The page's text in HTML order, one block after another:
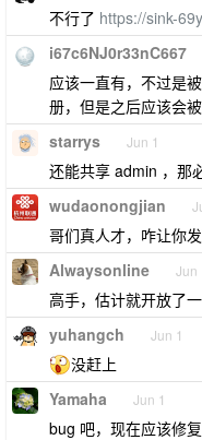
不行了 https://sink-
i67c6NJ0r33nC667
应该一直有，不过是
册，但是之后应该会
starrys Jun 1
还能共享 admin ，那
wudaonongjian
哥们真人才，咋让你
Alwaysonline Jun
高手，估计就开放了
yuhangch Jun 1
没赶上
Yamaha Jun 1
bug 吧，现在应该修复